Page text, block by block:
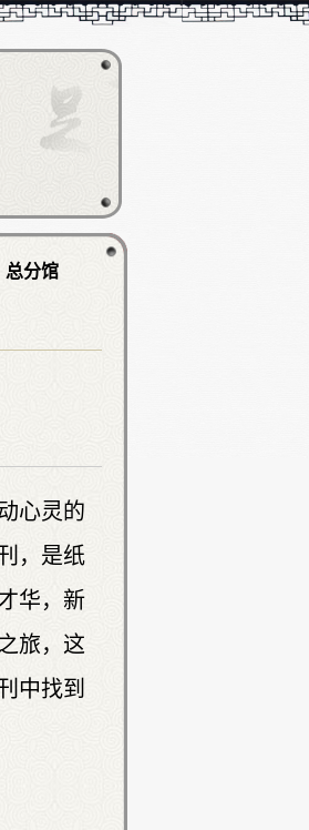
总分馆
心灵的
，是纸
华，新
旅，这
中找到